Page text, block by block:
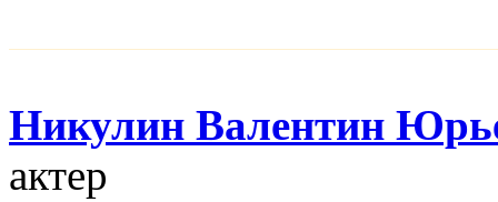
Никулин Валентин
актер